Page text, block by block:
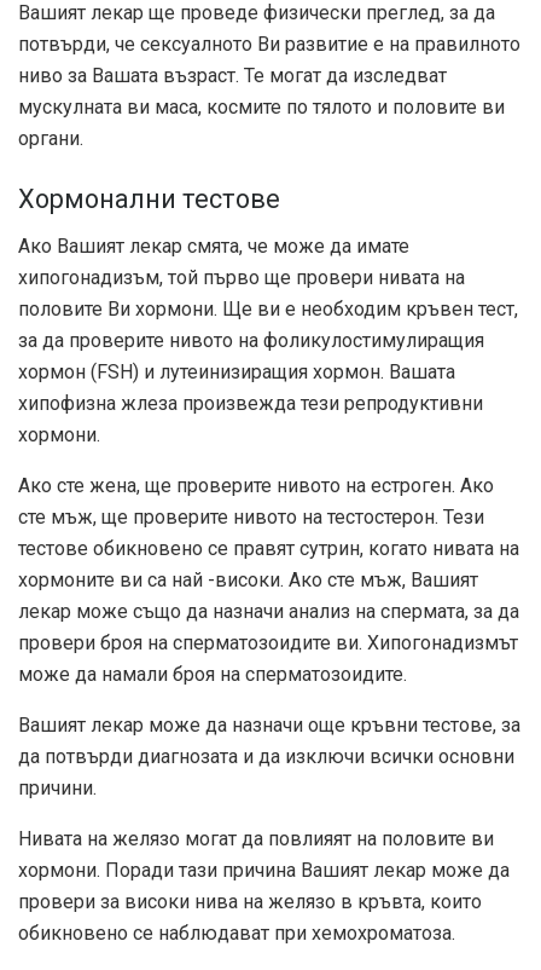
Вашият лекар ще проведе физически преглед, за да
потвърди, че сексуалното Ви развитие е на правилното
ниво за Вашата възраст. Те могат да изследват
мускулната ви маса, космите по тялото и половите ви
органи.
Хормонални тестове
Ако Вашият лекар смята, че може да имате
хипогонадизъм, той първо ще провери нивата на
половите Ви хормони. Ще ви е необходим кръвен тест,
за да проверите нивото на фоликулостимулиращия
хормон (FSH) и лутеинизиращия хормон. Вашата
хипофизна жлеза произвежда тези репродуктивни
хормони.
Ако сте жена, ще проверите нивото на естроген. Ако
сте мъж, ще проверите нивото на тестостерон. Тези
тестове обикновено се правят сутрин, когато нивата на
хормоните ви са най -високи. Ако сте мъж, Вашият
лекар може също да назначи анализ на спермата, за да
провери броя на сперматозоидите ви. Хипогонадизмът
може да намали броя на сперматозоидите.
Вашият лекар може да назначи още кръвни тестове, за
да потвърди диагнозата и да изключи всички основни
причини.
Нивата на желязо могат да повлияят на половите ви
хормони. Поради тази причина Вашият лекар може да
провери за високи нива на желязо в кръвта, които
обикновено се наблюдават при хемохроматоза.